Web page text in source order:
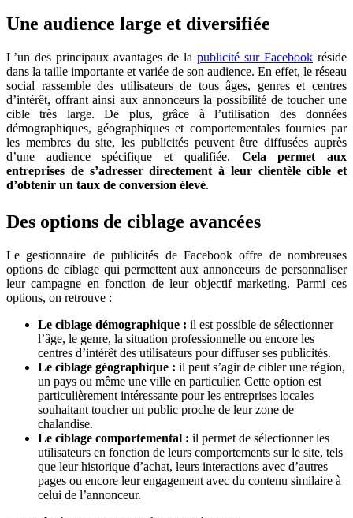
Une audience large et diversifiée
L’un des principaux avantages de la publicité sur Facebook réside
dans la taille importante et variée de son audience. En effet, le réseau
social rassemble des utilisateurs de tous âges, genres et centres
d’intérêt, offrant ainsi aux annonceurs la possibilité de toucher une
cible très large. De plus, grâce à l’utilisation des données
démographiques, géographiques et comportementales fournies par
les membres du site, les publicités peuvent être diffusées auprès
d’une audience spécifique et qualifiée. Cela permet aux
entreprises de s’adresser directement à leur clientèle cible et
d’obtenir un taux de conversion élevé.
Des options de ciblage avancées
Le gestionnaire de publicités de Facebook offre de nombreuses
options de ciblage qui permettent aux annonceurs de personnaliser
leur campagne en fonction de leur objectif marketing. Parmi ces
options, on retrouve :
Le ciblage démographique : il est possible de sélectionner
l’âge, le genre, la situation professionnelle ou encore les
centres d’intérêt des utilisateurs pour diffuser ses publicités.
Le ciblage géographique : il peut s’agir de cibler une région,
un pays ou même une ville en particulier. Cette option est
particulièrement intéressante pour les entreprises locales
souhaitant toucher un public proche de leur zone de
chalandise.
Le ciblage comportemental : il permet de sélectionner les
utilisateurs en fonction de leurs comportements sur le site, tels
que leur historique d’achat, leurs interactions avec d’autres
pages ou encore leur engagement avec du contenu similaire à
celui de l’annonceur.